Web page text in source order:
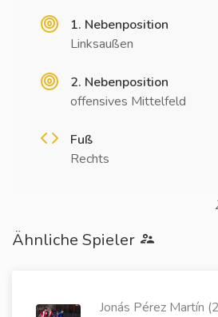
1. Nebenposition
Linksaußen
2. Nebenposition
offensives Mittelfeld
Fuß
Rechts
Ähnliche Spieler
Jonás Pérez Martín